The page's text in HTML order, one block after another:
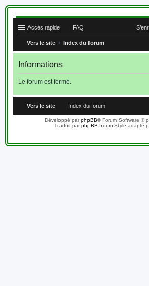
Accès rapide FAQ
Vers le site Index du forum
Informations
Le forum est fermé.
Vers le site Index du forum
Développé parphpBB® Forum Software ©
Traduit parphpBB-fr.comStyle adapté